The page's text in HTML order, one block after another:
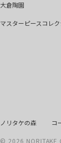
大倉陶園
マスターピースコレ
ノリタケの森 コ
© 2026